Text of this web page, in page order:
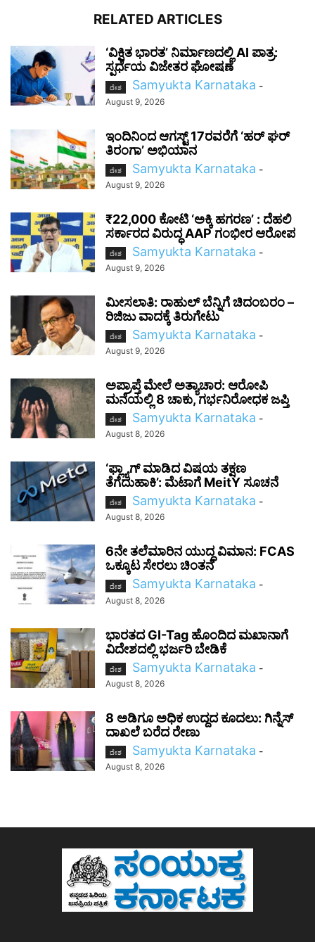
RELATED ARTICLES
‘ವಿಕ್ಷಿತ ಭಾರತ’ ನಿರ್ಮಾಣದಲ್ಲಿ AI ಪಾತ್ರ:
ಸ್ಪರ್ಧೆಯ ವಿಜೇತರ ಘೋಷಣೆ
ದೇಶ Samyukta Karnataka -
August 9, 2026
ಇಂದಿನಿಂದ ಆಗಸ್ಟ್ 17ರವರೆಗೆ ‘ಹರ್ ಘರ್
ತಿರಂಗಾ’ ಅಭಿಯಾನ
ದೇಶ Samyukta Karnataka -
August 9, 2026
₹22,000 ಕೋಟಿ ‘ಅಕ್ಕಿ ಹಗರಣ’ : ದೆಹಲಿ
ಸರ್ಕಾರದ ವಿರುದ್ಧ AAP ಗಂಭೀರ ಆರೋಪ
ದೇಶ Samyukta Karnataka -
August 9, 2026
ಮೀಸಲಾತಿ: ರಾಹುಲ್ ಬೆನ್ನಿಗೆ ಚಿದಂಬರಂ –
ರಿಜಿಜು ವಾದಕ್ಕೆ ತಿರುಗೇಟು
ದೇಶ Samyukta Karnataka -
August 9, 2026
ಅಪ್ರಾಪ್ತೆ ಮೇಲೆ ಅತ್ಯಾಚಾರ: ಆರೋಪಿ
ಮನೆಯಲ್ಲಿ 8 ಚಾಕು, ಗರ್ಭನಿರೋಧಕ ಜಪ್ತಿ
ದೇಶ Samyukta Karnataka -
August 8, 2026
‘ಫ್ಲ್ಯಾಗ್ ಮಾಡಿದ ವಿಷಯ ತಕ್ಷಣ
ತೆಗೆದುಹಾಕಿ’: ಮೆಟಾಗೆ MeitY ಸೂಚನೆ
ದೇಶ Samyukta Karnataka -
August 8, 2026
6ನೇ ತಲೆಮಾರಿನ ಯುದ್ಧ ವಿಮಾನ: FCAS
ಒಕ್ಕೂಟ ಸೇರಲು ಚಿಂತನೆ
ದೇಶ Samyukta Karnataka -
August 8, 2026
ಭಾರತದ GI-Tag ಹೊಂದಿದ ಮಖಾನಾಗೆ
ವಿದೇಶದಲ್ಲಿ ಭರ್ಜರಿ ಬೇಡಿಕೆ
ದೇಶ Samyukta Karnataka -
August 8, 2026
8 ಅಡಿಗೂ ಅಧಿಕ ಉದ್ದದ ಕೂದಲು: ಗಿನ್ನೆಸ್
ದಾಖಲೆ ಬರೆದ ರೇಣು
ದೇಶ Samyukta Karnataka -
August 8, 2026